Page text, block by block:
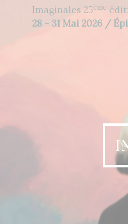
Imaginales 25ème
28 - 31 Mai 2026 /